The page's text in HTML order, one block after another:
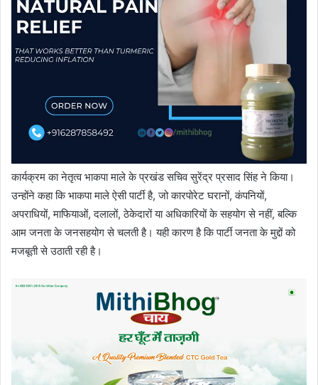
कार्यक्रम का नेतृत्व भाकपा माले के प्रखंड सचिव सुरेंद्र प्रसाद सिंह ने किया।
उन्होंने कहा कि भाकपा माले ऐसी पार्टी है, जो कारपोरेट घरानों, कंपनियों,
अपराधियों, माफियाओं, दलालों, ठेकेदारों या अधिकारियों के सहयोग से नहीं, बल्कि
आम जनता के जनसहयोग से चलती है। यही कारण है कि पार्टी जनता के मुद्दों को
मजबूती से उठाती रही है।